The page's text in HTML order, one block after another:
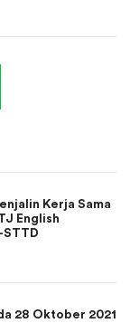
Kerja Sama
English
STTD
28 Oktober 2021